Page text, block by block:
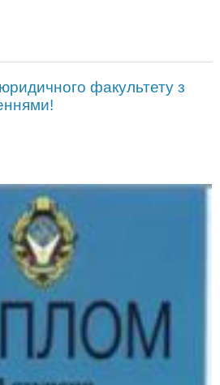
факультету з